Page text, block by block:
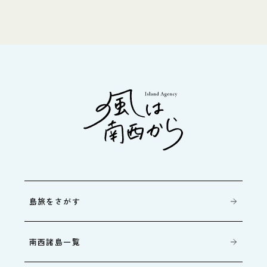
島旅をさがす
南西諸島一覧